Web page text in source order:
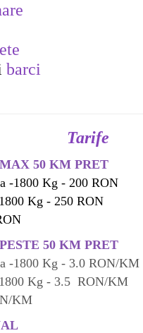
barci
Tarife
50 KM PRET
-1800 Kg - 200 RON
Kg - 250 RON
50 KM PRET
-1800 Kg - 3.0 RON/KM
1800 Kg - 3.5 RON/KM
KM